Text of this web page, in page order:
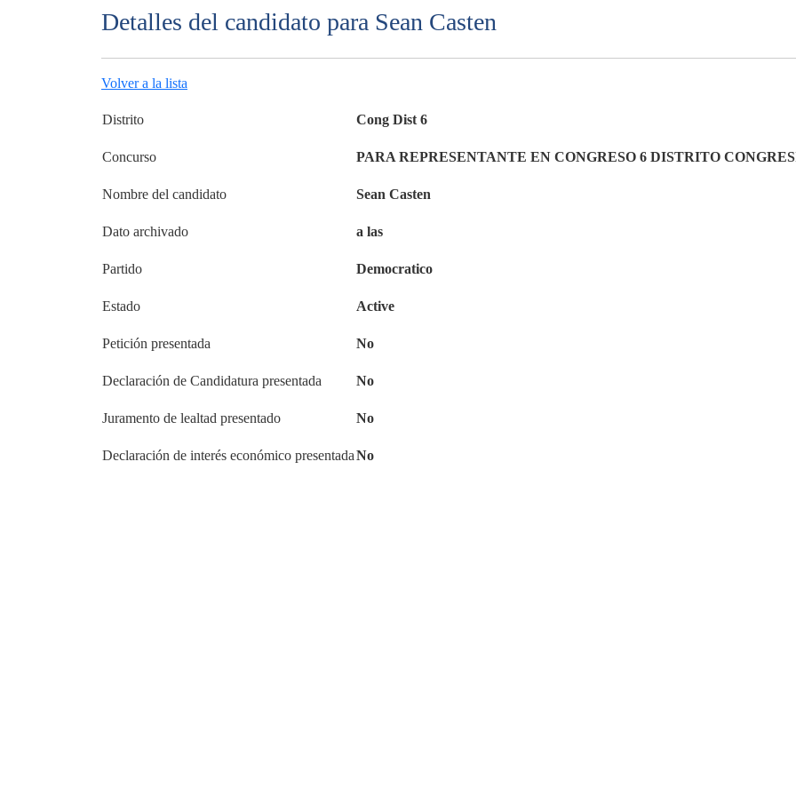
Detalles del candidato para Sean Casten
Volver a la lista
Distrito Cong Dist 6
Concurso PARA REPRESENTANTE EN CONGRESO 6 DISTRITO
Nombre del candidato Sean Casten
Dato archivado a las
Partido Democratico
Estado Active
Petición presentada No
Declaración de Candidatura presentada No
Juramento de lealtad presentado No
Declaración de interés económico presentadaNo